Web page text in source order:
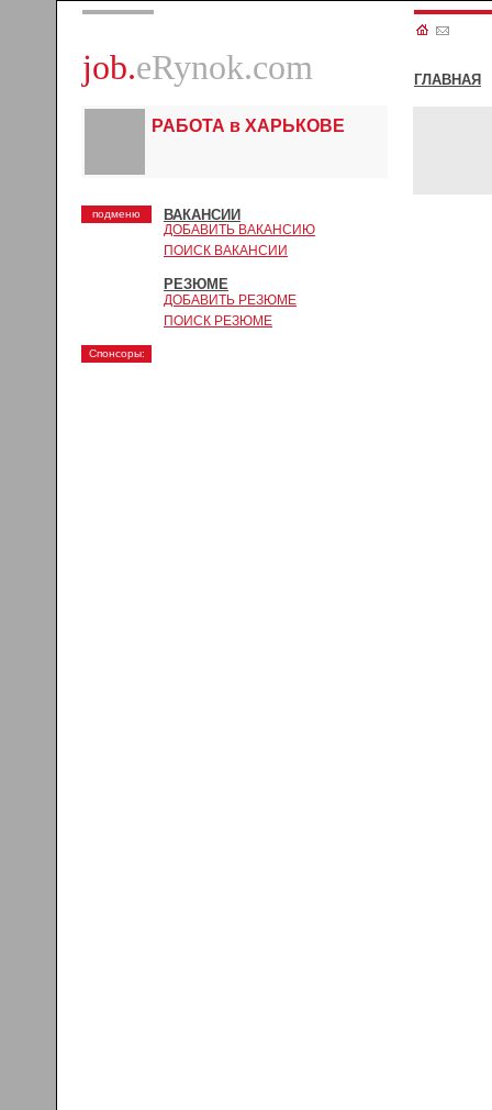
job.eRynok.com ГЛАВНАЯ
РАБОТА в ХАРЬКОВЕ
подменю ВАКАНСИИ
ДОБАВИТЬ ВАКАНСИЮ
ПОИСК ВАКАНСИИ
РЕЗЮМЕ
ДОБАВИТЬ РЕЗЮМЕ
ПОИСК РЕЗЮМЕ
Спонсоры: